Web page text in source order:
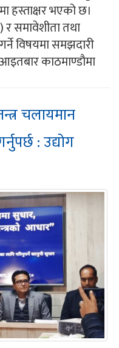
हस्ताक्षर भएको छ।
समावेशीता तथा
विषयमा समझदारी
काठमाण्डौमा
चलायमान
: उद्योग